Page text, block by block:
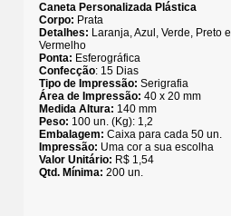
Caneta Personalizada Plástica
Corpo: Prata
Detalhes: Laranja, Azul, Verde, Preto e
Vermelho
Ponta: Esferográfica
Confecção: 15 Dias
Tipo de Impressão: Serigrafia
Área de Impressão: 40 x 20 mm
Medida Altura: 140 mm
Peso: 100 un. (Kg): 1,2
Embalagem: Caixa para cada 50 un.
Impressão: Uma cor a sua escolha
Valor Unitário: R$ 1,54
Qtd. Mínima: 200 un.